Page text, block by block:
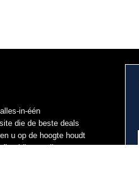
in-één
die de beste deals
u op de hoogte houdt
zijn